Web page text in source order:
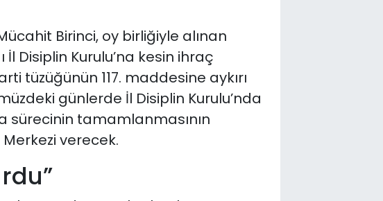
Birinci, oy birliğiyle alınan
İl Disiplin Kurulu’na kesin ihraç
tüzüğünün 117. maddesine aykırı
günlerde İl Disiplin Kurulu’nda
sürecinin tamamlanmasının
verecek.